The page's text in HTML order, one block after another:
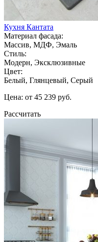
Кухня Кантата
Материал фасада:
Массив, МДФ, Эмаль
Стиль:
Модерн, Эксклюзивные
Цвет:
Белый, Глянцевый, Серый
Цена: от 45 239 руб.
Рассчитать